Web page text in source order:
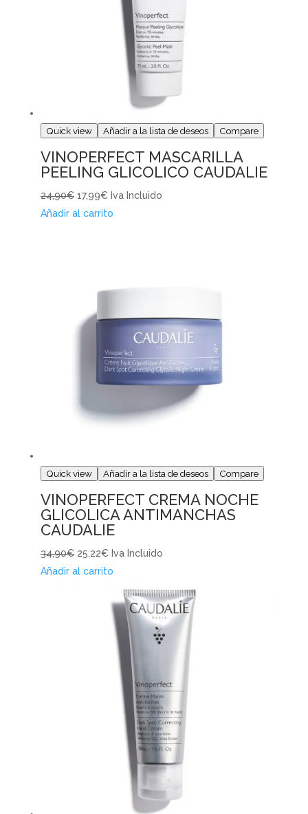
Quick view Añadir a la lista de deseos Compare
VINOPERFECT MASCARILLA
PEELING GLICOLICO CAUDALIE
24,90€ 17,99€ Iva Incluido
Añadir al carrito
Quick view Añadir a la lista de deseos Compare
VINOPERFECT CREMA NOCHE
GLICOLICA ANTIMANCHAS
CAUDALIE
34,90€ 25,22€ Iva Incluido
Añadir al carrito